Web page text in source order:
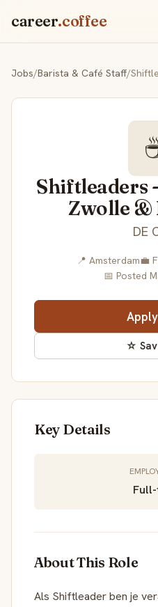
career.coffee
Jobs/Barista & Café Staff/
Shiftleaders
Zwolle &
DE
📍 Amsterdam💼
📅 Posted
☆
Key Details
About This Role
Als Shiftleader ben je